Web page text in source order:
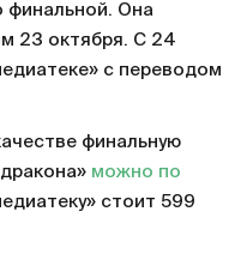
финальной. Она
23 октября. С 24
с переводом
финальную
можно по
стоит 599